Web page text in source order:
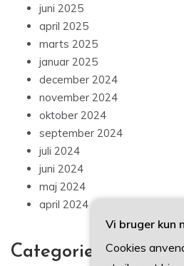
juni 2025
april 2025
marts 2025
januar 2025
december 2024
november 2024
oktober 2024
september 2024
juli 2024
juni 2024
maj 2024
april 2024
Categories
Vi bruger kun
Cookies